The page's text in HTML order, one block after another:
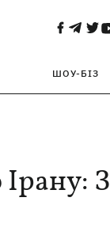
ШОУ-БІЗ
З